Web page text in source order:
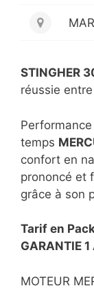
STINGHER
réussie
temps
confort en
prononcé et
grâce à son
Tarif en
GARANTIE 1
MOTEUR